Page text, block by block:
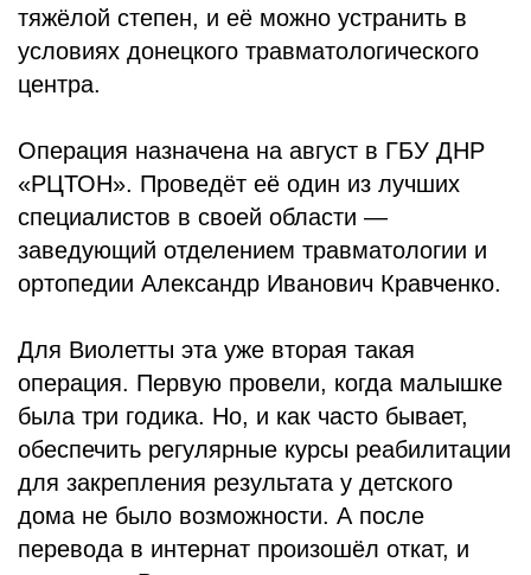
тяжёлой степен, и её можно устранить в
условиях донецкого травматологического
центра.
Операция назначена на август в ГБУ ДНР
«РЦТОН». Проведёт её один из лучших
специалистов в своей области —
заведующий отделением травматологии и
ортопедии Александр Иванович Кравченко.
Для Виолетты эта уже вторая такая
операция. Первую провели, когда малышке
была три годика. Но, и как часто бывает,
обеспечить регулярные курсы реабилитации
для закрепления результата у детского
дома не было возможности. А после
перевода в интернат произошёл откат, и